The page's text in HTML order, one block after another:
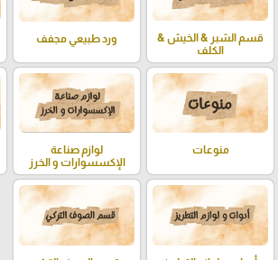
قسم الشبر & الخيش &
الكلف
ورد طبيعي مجفف
منوعات
لوازم صناعة
الإكسسوارات و الخرز